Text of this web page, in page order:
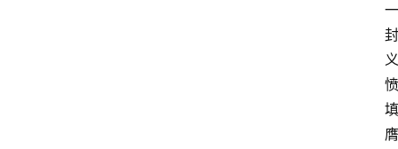
一
封
义
愤
填
膺